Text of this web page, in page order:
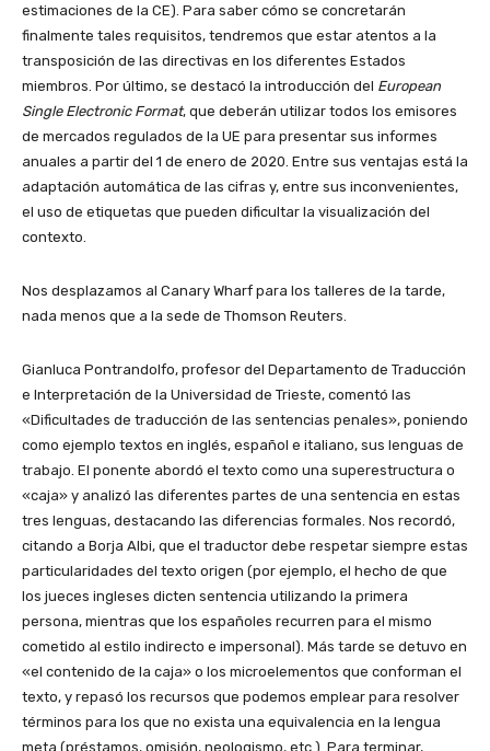
estimaciones de la CE). Para saber cómo se concretarán
finalmente tales requisitos, tendremos que estar atentos a la
transposición de las directivas en los diferentes Estados
miembros. Por último, se destacó la introducción del European
Single Electronic Format, que deberán utilizar todos los emisores
de mercados regulados de la UE para presentar sus informes
anuales a partir del 1 de enero de 2020. Entre sus ventajas está la
adaptación automática de las cifras y, entre sus inconvenientes,
el uso de etiquetas que pueden dificultar la visualización del
contexto.
Nos desplazamos al Canary Wharf para los talleres de la tarde,
nada menos que a la sede de Thomson Reuters.
Gianluca Pontrandolfo, profesor del Departamento de Traducción
e Interpretación de la Universidad de Trieste, comentó las
«Dificultades de traducción de las sentencias penales», poniendo
como ejemplo textos en inglés, español e italiano, sus lenguas de
trabajo. El ponente abordó el texto como una superestructura o
«caja» y analizó las diferentes partes de una sentencia en estas
tres lenguas, destacando las diferencias formales. Nos recordó,
citando a Borja Albi, que el traductor debe respetar siempre estas
particularidades del texto origen (por ejemplo, el hecho de que
los jueces ingleses dicten sentencia utilizando la primera
persona, mientras que los españoles recurren para el mismo
cometido al estilo indirecto e impersonal). Más tarde se detuvo en
«el contenido de la caja» o los microelementos que conforman el
texto, y repasó los recursos que podemos emplear para resolver
términos para los que no exista una equivalencia en la lengua
meta (préstamos, omisión, neologismo, etc.). Para terminar,